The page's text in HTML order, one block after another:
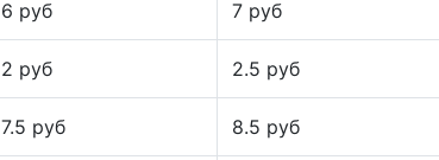
6 руб 7 руб
2 руб 2.5 руб
7.5 руб 8.5 руб